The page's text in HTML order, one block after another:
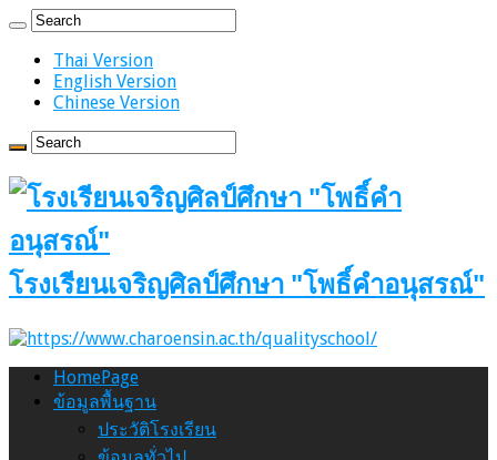
Thai Version
English Version
Chinese Version
โรงเรียนเจริญศิลป์ศึกษา "โพธิ์คำอนุสรณ์"
HomePage
ข้อมูลพื้นฐาน
ประวัติโรงเรียน